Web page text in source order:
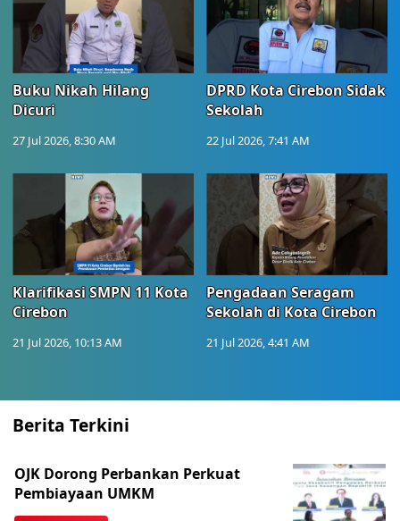
Buku Nikah Hilang
Dicuri
27 Jul 2026, 8:30 AM
DPRD Kota Cirebon Sidak
Sekolah
22 Jul 2026, 7:41 AM
Klarifikasi SMPN 11 Kota
Cirebon
21 Jul 2026, 10:13 AM
Pengadaan Seragam
Sekolah di Kota Cirebon
21 Jul 2026, 4:41 AM
Berita Terkini
OJK Dorong Perbankan Perkuat
Pembiayaan UMKM